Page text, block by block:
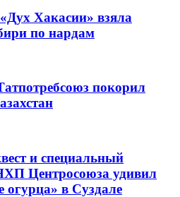
Хакасии» взяла
по нардам
покорил
и специальный
Центросоюза удивил
огурца» в Суздале